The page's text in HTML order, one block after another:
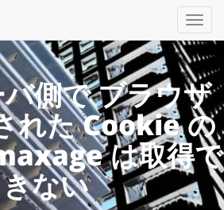
側で ブラウザ
れた Cookie の
は取得で
きない